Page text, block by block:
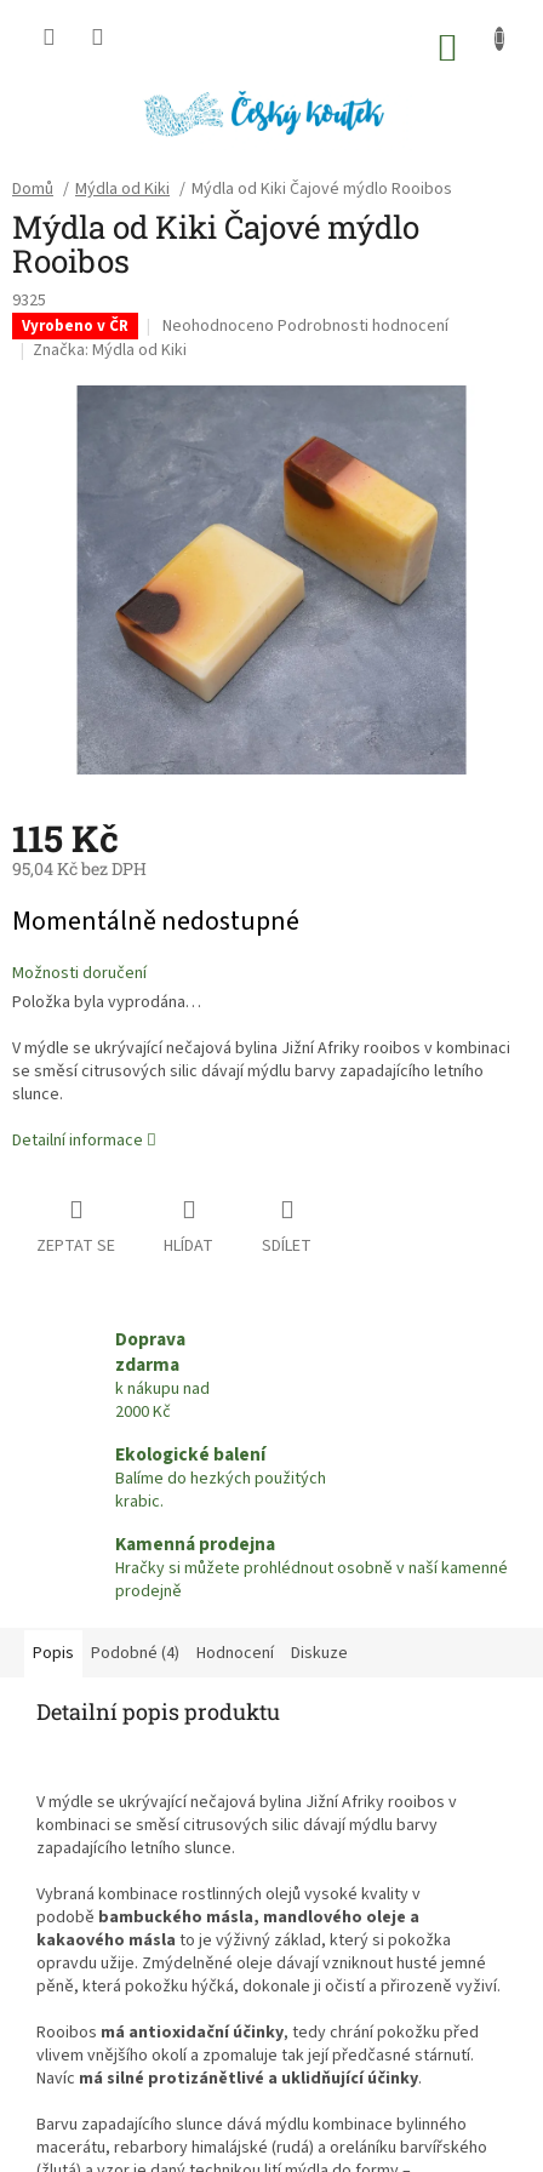
Domů / Mýdla od Kiki / Mýdla od Kiki Čajové mýdlo Rooibos
Mýdla od Kiki Čajové mýdlo
Rooibos
9325
Vyrobeno v ČR
Průměrné
hodnocení
je
5
hvězdiček.
Neohodnoceno Podrobnosti hodnocení
Značka: Mýdla od Kiki
115 Kč
95,04 Kč bez DPH
cena:
Momentálně nedostupné
Možnosti doručení
Položka byla vyprodána…
V mýdle se ukrývající nečajová bylina Jižní Afriky rooibos v kombinaci
se směsí citrusových silic dávají mýdlu barvy zapadajícího letního
slunce.
Detailní informace
ZEPTAT SE HLÍDAT SDÍLET
Doprava
zdarma
k nákupu nad
2000 Kč
Ekologické balení
Balíme do hezkých použitých
krabic.
Kamenná prodejna
Hračky si můžete prohlédnout osobně v naší kamenné
prodejně
Popis Podobné (4) Hodnocení Diskuze
Detailní popis produktu
V mýdle se ukrývající nečajová bylina Jižní Afriky rooibos v
kombinaci se směsí citrusových silic dávají mýdlu barvy
zapadajícího letního slunce.
Vybraná kombinace rostlinných olejů vysoké kvality v
podobě bambuckého másla, mandlového oleje a
kakaového másla to je výživný základ, který si pokožka
opravdu užije. Zmýdelněné oleje dávají vzniknout husté jemné
pěně, která pokožku hýčká, dokonale ji očistí a přirozeně vyživí.
Rooibos má antioxidační účinky, tedy chrání pokožku před
vlivem vnějšího okolí a zpomaluje tak její předčasné stárnutí.
Navíc má silné protizánětlivé a uklidňující účinky.
Barvu zapadajícího slunce dává mýdlu kombinace bylinného
macerátu, rebarbory himalájské (rudá) a oreláníku barvířského